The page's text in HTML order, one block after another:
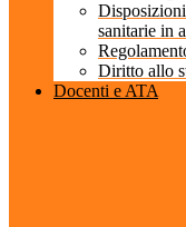
sanitarie in
Diritto allo
Docenti e ATA